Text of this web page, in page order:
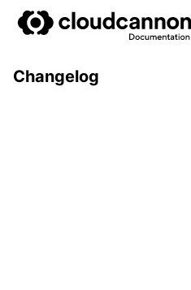
Changelog